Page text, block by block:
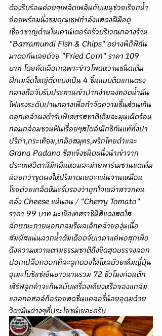
ต้องรีบร้อนค่อยๆเพลิดเพลินกับเมนูช่วยเรียกน้ำ
ย่อยพร้อมนั่งชมคุณเชฟกำลังแสดงฝีมือดู
เชี่ยวชาญด้านในเคาน์เตอร์ครัวบริเวณกลางร้าน
"Barramundi Fish & Chips" อย่างพิถีพิถัน
มาต่อกันเลยด้วย "Fried Corn" ราคา 109
บาท โดยคัดเลือกเฉพาะข้าวโพดหวานชนิดเต็ม
ฝักเมล็ดใหญ่ตัดแบ่งเป็น 4 ชิ้นแบบติดแกนตรง
กลางถือจับรับประทานเข้าปากง่ายลงทอดน้ำมัน
ไฟแรงระดับปานกลางเพื่อกำจัดความชื้นส่วนเกิน
คลุกเคล้าผงตำรับพิเศษรสชาติเค็มละมุนเผ็ดร้อน
กลมกล่อมชวนฟินเรื่อยๆสไตล์เม็กซิกันแท้ทั้งปา
ปริก้า,กระเทียม,เกลือสมุทร,พริกไทยดำและ
Grana Padano ชีสแข็งชนิดหนึ่งนำเข้าจาก
ประเทศอิตาลีมีกลิ่นหอมละม้ายพาร์เมซานแต่เค็ม
น้อยกว่าขูดผงให้ปริมาณเยอะแน่นจานเหมือน
โรยด้วยเกล็ดหิมะรับรองว่าถูกใจเหล่าสาวกคน
คลั่ง Cheese แน่นอน / "Cherry Tomato"
ราคา 99 บาท มะเขือเทศราชินีสีแดงสดใส
ลักษณะภายนอกกลมรีผลเล็กคล้ายองุ่นเนื้อ
สัมผัสแน่นลวกน้ำต้มเดือดจับเวลาแค่พอสุกเพื่อ
ดึงความหวานตามธรรมชาติถึงขีดสุดบรรจงลอก
ปอกเปลือกออกทีละลูกดองใส่โหลบ๊วยเค็มญี่ปุ่น
อุเมะโบชิแช่เย็นยาวนานรวม 72 ชั่วโมงก่อนตัก
เสิร์ฟลูกค้าจะกินฉบับเครื่องเคียงหรือของแกล้ม
แอลกอฮอล์ก็อร่อยสดชื่นแคลอรี่น้อยอุดมด้วย
วิตามินต่างๆที่ประโยชน์เยอะครับ